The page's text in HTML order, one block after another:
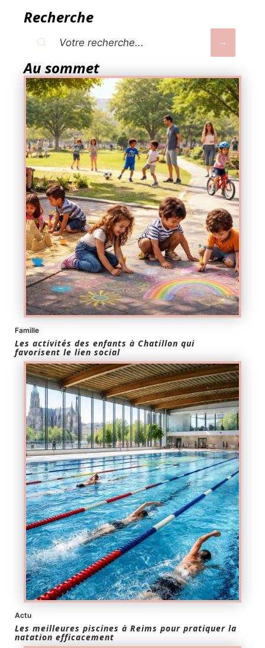
Recherche
Au sommet
Famille
Les activités des enfants à Chatillon qui
favorisent le lien social
Actu
Les meilleures piscines à Reims pour pratiquer la
natation efficacement